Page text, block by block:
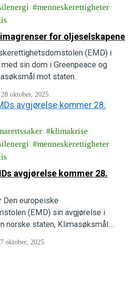
menneskerettigheter
for oljeselskapene
(EMD) i
sin dom i Greenpeace og
mot staten.
28 oktober, 2025
klimakrise
menneskerettigheter
avgjørelse kommer 28.
Den europeiske
(EMD) sin avgjørelse i
norske staten, Klimasøksmål
oktober, 2025